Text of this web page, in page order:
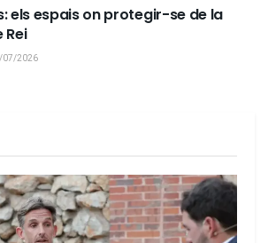
els espais on protegir-se de la
Rei
2026